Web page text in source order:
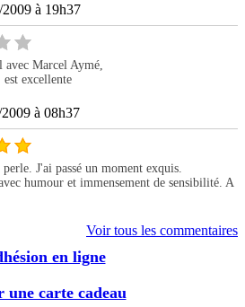
à 19h37
Marcel Aymé,
excellente
à 08h37
J'ai passé un moment exquis.
humour et immensement de sensibilité. A
Voir tous les commentaires
en ligne
carte cadeau